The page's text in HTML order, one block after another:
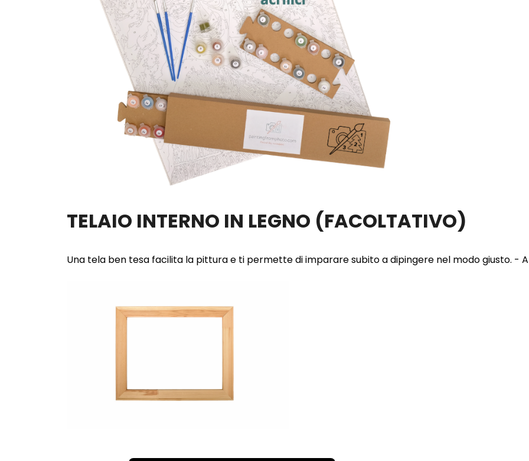
TELAIO INTERNO IN LEGNO (FACOLTATIVO)
Una tela ben tesa facilita la pittura e ti permette di imparare subito a dipingere nel modo giusto.